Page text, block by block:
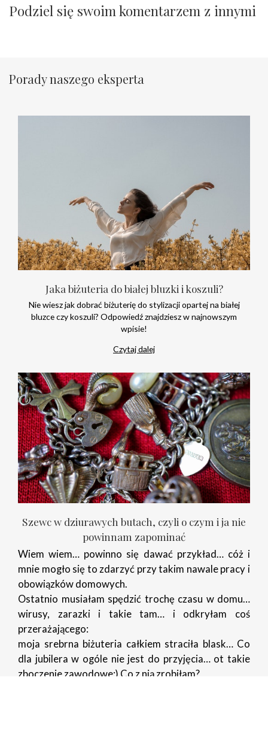
Podziel się swoim komentarzem z innymi
Porady naszego eksperta
Jaka biżuteria do białej bluzki i koszuli?
Nie wiesz jak dobrać biżuterię do stylizacji opartej na białej
bluzce czy koszuli? Odpowiedź znajdziesz w najnowszym
wpisie!
Czytaj dalej
Szewc w dziurawych butach, czyli o czym i ja nie
powinnam zapominać
Wiem wiem… powinno się dawać przykład… cóż i
mnie mogło się to zdarzyć przy takim nawale pracy i
obowiązków domowych.
Ostatnio musiałam spędzić trochę czasu w domu…
wirusy, zarazki i takie tam… i odkryłam coś
przerażającego:
moja srebrna biżuteria całkiem straciła blask… Co
dla jubilera w ogóle nie jest do przyjęcia… ot takie
zboczenie zawodowe;) Co z nią zrobiłam?